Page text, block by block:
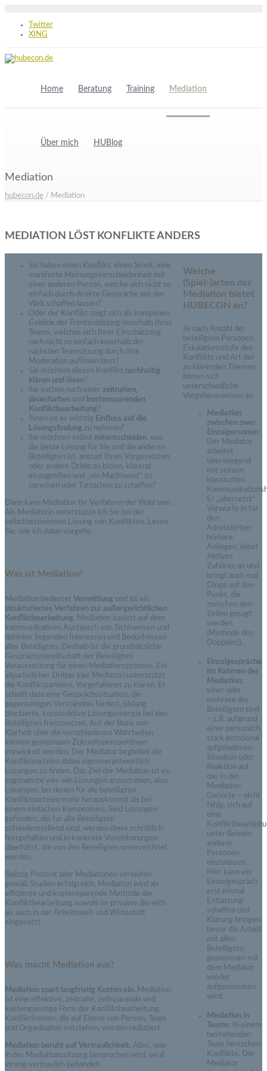
Twitter
XING
Home Beratung Training Mediation
Über mich HUBlog
Mediation
hubecon.de / Mediation
MEDIATION LÖST KONFLIKTE ANDERS
Sie haben einen Konflikt, einen Streit, eine
manifeste Meinungsverschiedenheit mit
einer anderen Person, welche sich nicht so
einfach durch direkte Gespräche aus der
Welt schaffen lassen?
Oder der Konflikt zeigt sich als komplexes
Gebilde der Frontenbildung innerhalb Ihres
Teams, welches sich Ihrer Einschätzung
nach nicht so einfach innerhalb der
nächsten Teamsitzung durch Ihre
Moderation auflösen lässt?
Sie möchten diesen Konflikt nachhaltig
klären und lösen ?
Sie suchen nach einer zeitnahen,
dauerhaften und
kostensparenden
Konfliktbearbeitung ?
Ihnen ist es wichtig Einfluss auf die
Lösungsfindung zu nehmen?
Sie möchten selbst mitentscheiden, was
die beste Lösung für Sie und die anderen
Beteiligten ist, anstatt Ihren Vorgesetzten
oder andere Dritte zu bitten, klärend
einzugreifen und „ein Machtwort“ zu
sprechen oder Tatsachen zu schaffen?
Dann kann Mediation Ihr Verfahren der Wahl sein.
Als Mediatorin unterstütze ich Sie bei der
selbstbestimmten Lösung von Konflikten. Lesen
Sie, wie ich dabei vorgehe.
Was ist Mediation?
Mediation bedeutet Vermittlung und ist ein
strukturiertes Verfahren zur außergerichtlichen
Konfliktbearbeitung. Mediation basiert auf dem
kommunikativen Austausch von Sichtweisen und
dahinter liegenden Interessen und Bedürfnissen
aller Beteiligten. Deshalb ist die grundsätzliche
Gesprächsbereitschaft der Beteiligten
Voraussetzung für einen Mediationsprozess. Ein
allparteilicher Dritter (der Mediator) unterstützt
die Konfliktparteien, Vorgefallenes zu klären. Er
schafft dazu eine Gesprächssituation, die
gegenseitiges Verständnis fördert, bislang
blockierte, konstruktive Lösungsenergie bei den
Beteiligten freizusetzen. Auf der Basis von
Klarheit über die verschiedenen Wahrheiten
können gemeinsam Zukunftsperspektiven
entwickelt werden. Der Mediator begleitet die
Konfliktparteien dabei eigenverantwortlich
Lösungen zu finden. Das Ziel der Mediation ist es,
sogenannte win-win Lösungen anzustreben, also
Lösungen, bei denen für die beteiligten
Konfliktparteien mehr herauskommt als bei
einem einfachen Kompromiss. Sind Lösungen
gefunden, die für alle Beteiligten
zufriedenstellend sind, werden diese schriftlich
festgehalten und in konkrete Vereinbarungen
überführt, die von den Beteiligten unterzeichnet
werden.
Siebzig Prozent aller Mediationen verlaufen
gemäß Studien erfolgreich. Mediation wird als
effiziente und kostensparende Methode der
Konfliktbearbeitung sowohl im privaten Bereich
als auch in der Arbeitswelt und Wirtschaft
eingesetzt.
Was macht Mediation aus?
Mediation spart langfristig Kosten ein. Mediation
ist eine effektive, zeitnahe, zeitsparende und
kostengünstige Form der Konfliktbearbeitung.
Konfliktkosten, die auf Ebene von Person, Team
und Organisation entstehen, werden reduziert.
Mediation beruht auf Vertraulichkeit. Alles, was
in der Mediationssitzung besprochen wird, wird
streng vertraulich behandelt.
Welche
(Spiel-)arten der
Mediation bietet
HUBECON an?
Je nach Anzahl der
beteiligten Personen,
Eskalationsstufe des
Konflikts und Art der
zu klärenden Themen
bieten sich
unterschiedliche
Vorgehensweisen an.
Mediation
zwischen zwei
Einzelpersonen:
Der Mediator
arbeitet
überwiegend
mit seinem
klassischen
Er „übersetzt“
Vorwürfe in für
den
Adressierten
hörbare
Anliegen, leitet
Aktives
Zuhören an und
bringt auch mal
Dinge auf den
Punkt, die
zwischen den
Zeilen gesagt
werden
(Methode des
Doppelns).
Einzelgespräche
Im Rahmen der
Mediation:
einer oder
mehrere der
Beteiligten sind
– z.B. aufgrund
einer persönlich
stark emotional
aufgeladenen
Situation oder
Reaktion auf
das in der
Mediation
Gehörte – nicht
fähig, sich auf
eine
unter Beisein
anderer
Personen
einzulassen.
Hier kann ein
Einzelgespräch
erst einmal
Entlastung
schaffen und
Klärung bringen
bevor die Arbeit
mit allen
Beteiligten
gemeinsam mit
dem Mediator
wieder
aufgenommen
wird.
Mediation in
Teams:
In einem
bestehenden
Team herrschen
Konflikte. Der
Mediator